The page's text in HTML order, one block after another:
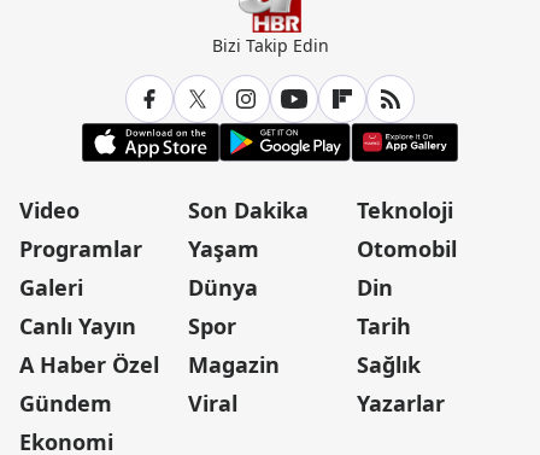
Bizi Takip Edin
Video
Programlar
Galeri
Canlı Yayın
A Haber Özel
Gündem
Ekonomi
Son Dakika
Yaşam
Dünya
Spor
Magazin
Viral
Teknoloji
Otomobil
Din
Tarih
Sağlık
Yazarlar